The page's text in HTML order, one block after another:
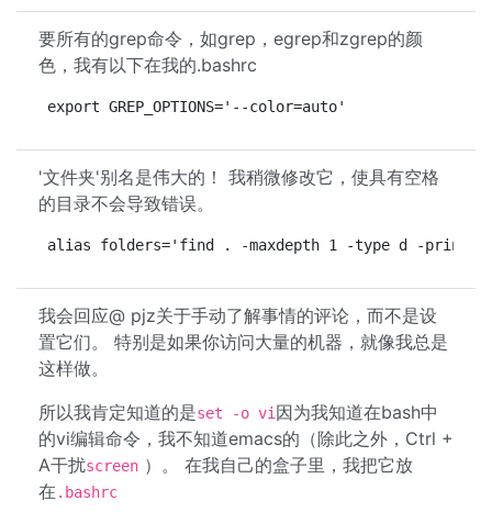
要所有的grep命令，如grep，egrep和zgrep的颜
色，我有以下在我的.bashrc
export GREP_OPTIONS='--color=auto'
'文件夹'别名是伟大的！ 我稍微修改它，使具有空格
的目录不会导致错误。
alias folders='find . -maxdepth 1 -type d -
我会回应@ pjz关于手动了解事情的评论，而不是设
置它们。 特别是如果你访问大量的机器，就像我总是
这样做。
所以我肯定知道的是set -o vi 因为我知道在bash中
的vi编辑命令，我不知道emacs的（除此之外，Ctrl +
A干扰screen ）。 在我自己的盒子里，我把它放
在 .bashrc